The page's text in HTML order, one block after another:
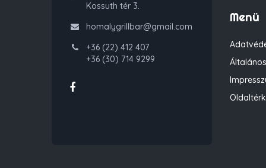
Kossuth tér 3.
homalygrillbar@gmail.com
+36 (22) 412 407
+36 (30) 714 9299
Menü